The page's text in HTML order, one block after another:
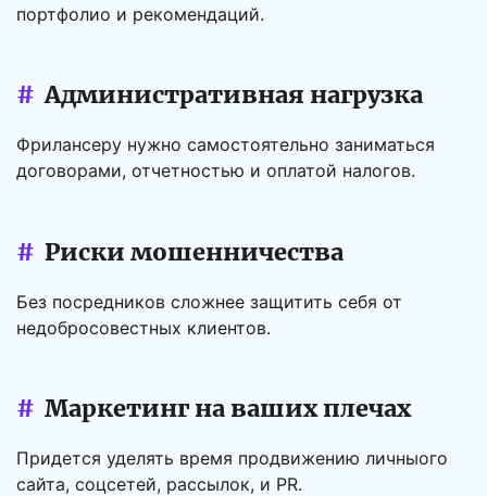
портфолио и рекомендаций.
# Административная нагрузка
Фрилансеру нужно самостоятельно заниматься
договорами, отчетностью и оплатой налогов.
# Риски мошенничества
Без посредников сложнее защитить себя от
недобросовестных клиентов.
# Маркетинг на ваших плечах
Придется уделять время продвижению личныого
сайта, соцсетей, рассылок, и PR.